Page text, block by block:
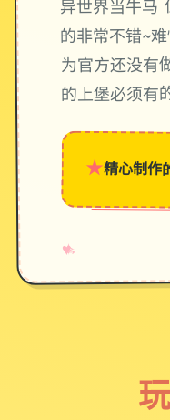
异世界当牛马
的非常不错~
为官方还没有
的上堡必须有
★精心制作
♥
✧
→